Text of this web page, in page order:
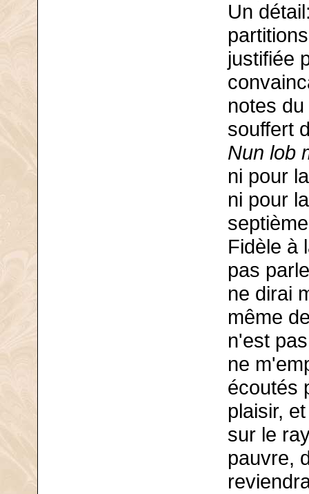
Un
justifiée
notes
souffert
Nun lob
ni pour
ni pour
Fidèle à
pas
ne dirai
même
n'est
ne
écoutés
plaisir,
sur le
pauvre,